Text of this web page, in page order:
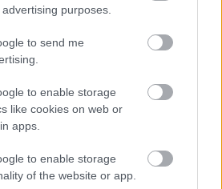
purposes.
to send me
to enable storage
like cookies on web or
apps.
to enable storage
of the website or app.
amikor a pénz
21.